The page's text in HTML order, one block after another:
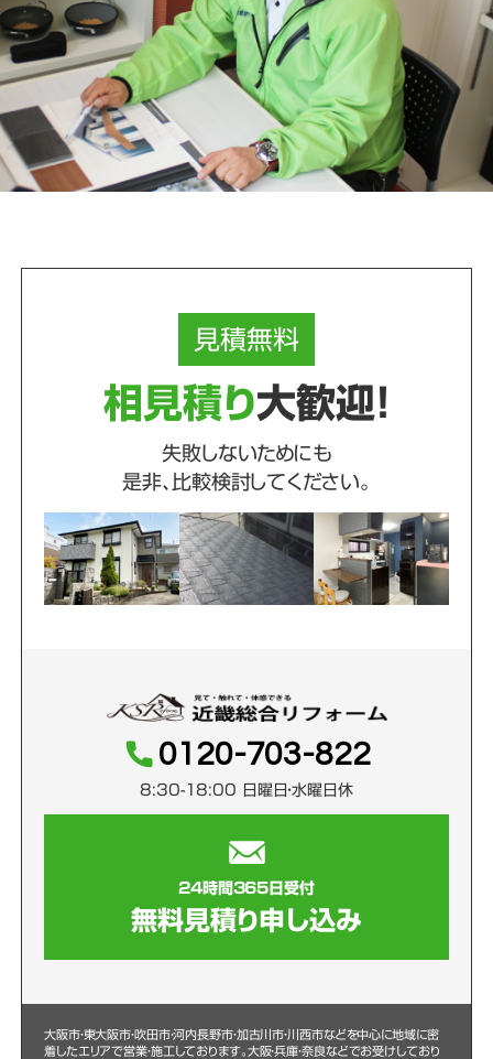
見積無料
相見積り大歓迎！
失敗しないためにも
是非、比較検討してください。
0120-703-822
8:30-18:00 日曜日・水曜日休
24時間365日受付
無料見積り申し込み
大阪市・東大阪市・吹田市・河内長野市・加古川市・川西市などを中心に地域に密
着したエリアで営業・施工しております。大阪・兵庫・奈良などでお受けしており